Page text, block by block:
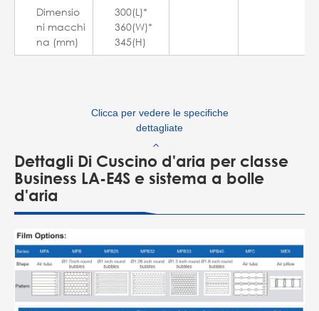
Dimensio
ni macchi
na (mm)
300(L)*
360(W)*
345(H)
Clicca per vedere le specifiche
dettagliate
Dettagli Di Cuscino d'aria per classe
Business LA-E4S e sistema a bolle
d'aria